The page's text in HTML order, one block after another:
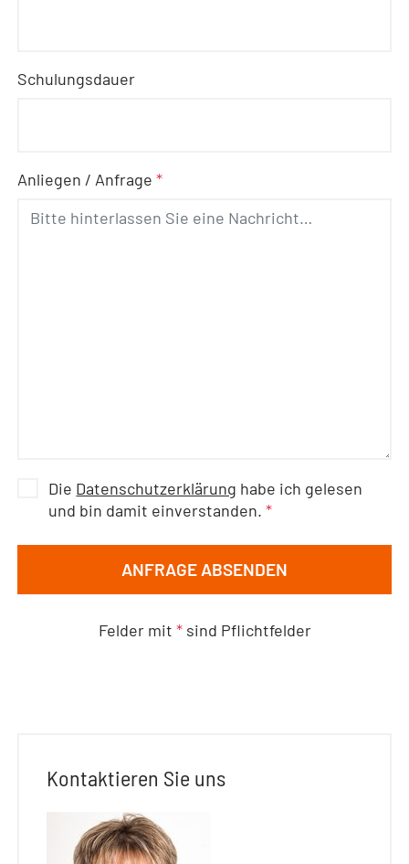
Schulungsdauer
Anliegen / Anfrage*
Die Datenschutzerklärung habe ich gelesen
und bin damit einverstanden.*
ANFRAGE ABSENDEN
Felder mit *sind Pflichtfelder
Kontaktieren Sie uns